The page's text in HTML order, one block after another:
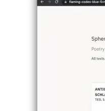
detalojn por specifa temo.